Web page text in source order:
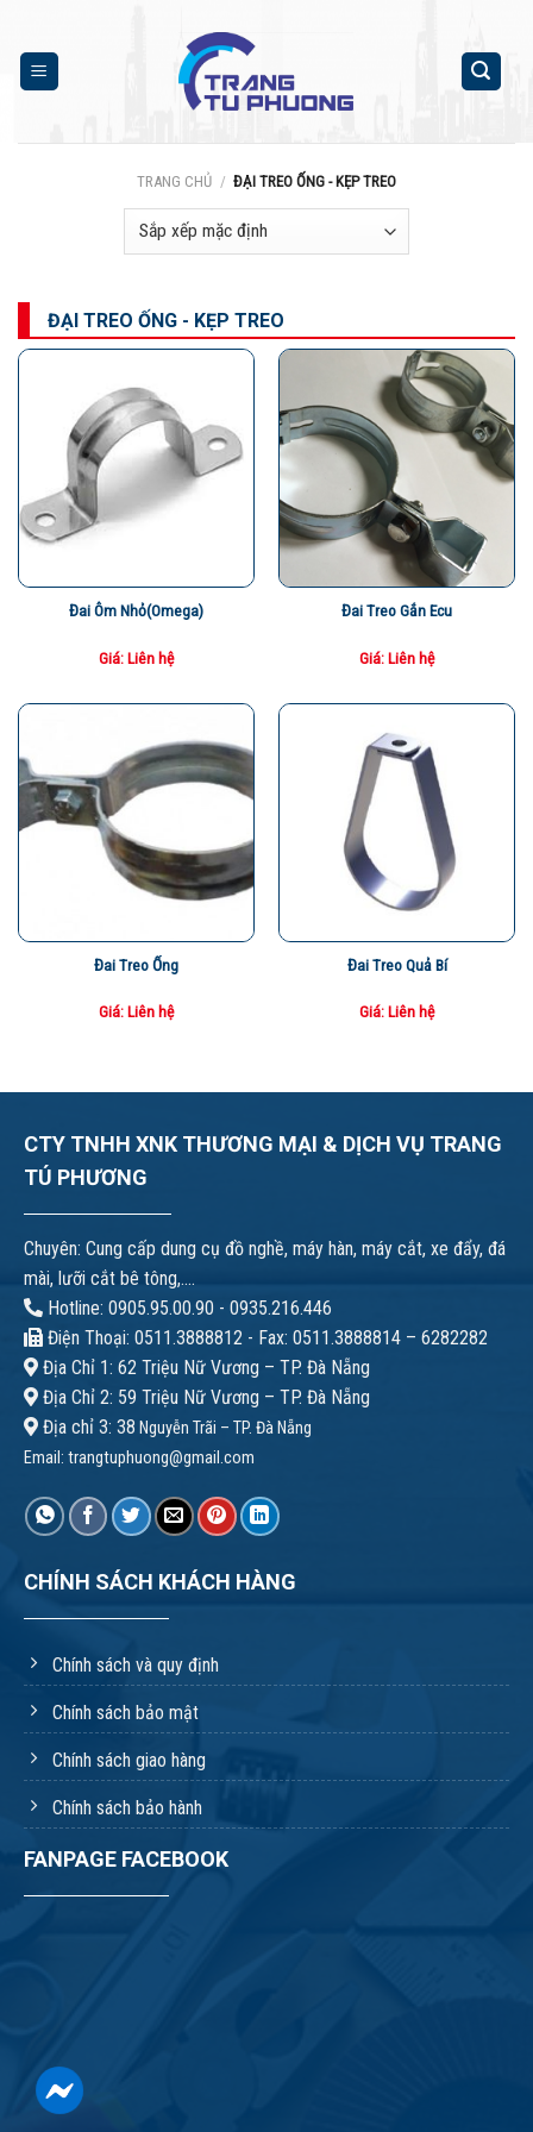
content
TRANG CHỦ / ĐẠI TREO ỐNG - KẸP TREO
ĐẠI TREO ỐNG - KẸP TREO
Đai Ôm Nhỏ(omega)
Giá: Liên hệ
Đai Treo Gắn Ecu
Giá: Liên hệ
Đai Treo Ống
Giá: Liên hệ
Đai Treo Quả Bí
Giá: Liên hệ
CTY TNHH XNK THƯƠNG MẠI & DỊCH VỤ TRANG
TÚ PHƯƠNG
Chuyên: Cung cấp dung cụ đồ nghề, máy hàn, máy cắt, xe đẩy, đá
mài, lưỡi cắt bê tông,....
Hotline: 0905.95.00.90 - 0935.216.446
Điện Thoại: 0511.3888812 - Fax: 0511.3888814 – 6282282
Địa Chỉ 1: 62 Triệu Nữ Vương – TP. Đà Nẵng
Địa Chỉ 2: 59 Triệu Nữ Vương – TP. Đà Nẵng
Địa chỉ 3: 38 Nguyễn Trãi – TP. Đà Nẵng
Email: trangtuphuong@gmail.com
CHÍNH SÁCH KHÁCH HÀNG
Chính sách và quy định
Chính sách bảo mật
Chính sách giao hàng
Chính sách bảo hành
FANPAGE FACEBOOK